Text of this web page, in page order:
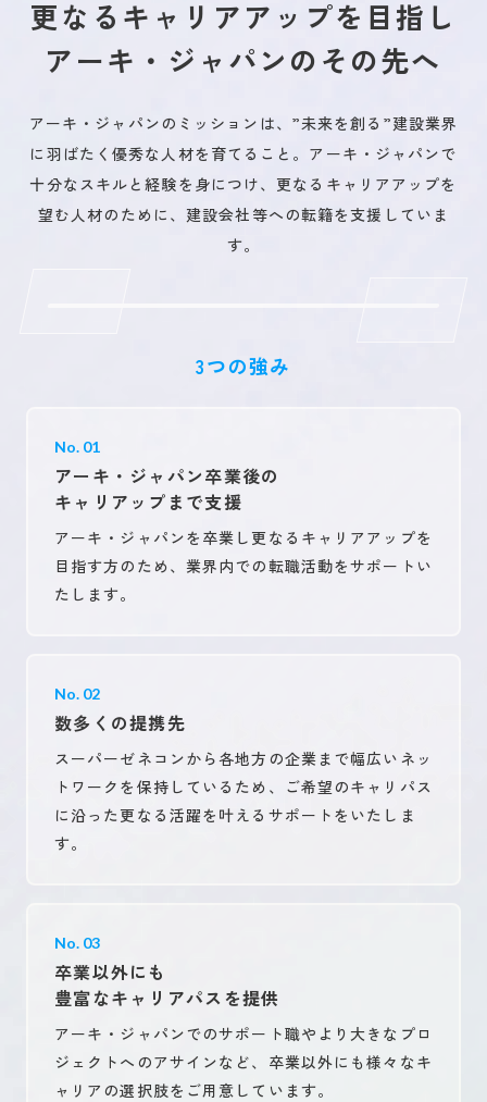
更なるキャリアアップを目指し
アーキ・ジャパンのその先へ
アーキ・ジャパンのミッションは、”未来を創る”建設業界
に羽ばたく優秀な人材を育てること。アーキ・ジャパンで
十分なスキルと経験を身につけ、更なるキャリアアップを
望む人材のために、建設会社等への転籍を支援していま
す。
3つの強み
No. 01
アーキ・ジャパン卒業後の
キャリアップまで支援
アーキ・ジャパンを卒業し更なるキャリアアップを
目指す方のため、業界内での転職活動をサポートい
たします。
No. 02
数多くの提携先
スーパーゼネコンから各地方の企業まで幅広いネッ
トワークを保持しているため、ご希望のキャリパス
に沿った更なる活躍を叶えるサポートをいたしま
す。
No. 03
卒業以外にも
豊富なキャリアパスを提供
アーキ・ジャパンでのサポート職やより大きなプロ
ジェクトへのアサインなど、卒業以外にも様々なキ
ャリアの選択肢をご用意しています。